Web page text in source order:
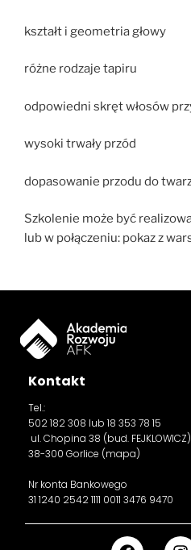
kształt i geometria głowy
różne rodzaje tapiru
odpowiedni skręt włosów
wysoki trwały przód
dopasowanie przodu do
Szkolenie może być
lub w połączeniu: pokaz z
Kontakt
Tel.:
502 182 308 lub 18 353 78 15
ul. Chopina 38 (bud. FEJKLOWICZ)
38-300 Gorlice (mapa)
Nr konta Bankowego
31 1240 2542 1111 0011 3476 9470